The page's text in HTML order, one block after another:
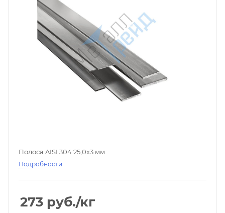
Полоса AISI 304 25,0х3 мм
Подробности
273 руб./кг